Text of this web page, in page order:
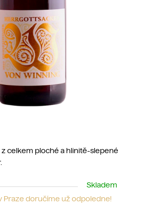
z celkem ploché a hlinitě-slepené
Skladem
Praze doručíme už odpoledne!